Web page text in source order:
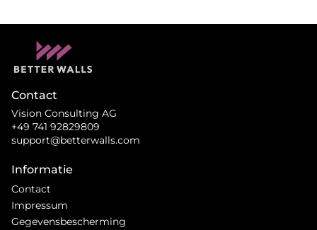
Contact
Vision Consulting AG
+49 741 92829809
support@betterwalls.com
Informatie
Contact
Impressum
Gegevensbescherming